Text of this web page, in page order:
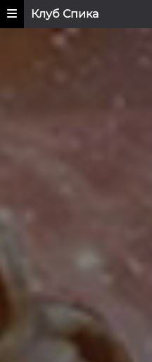
Клуб Спика